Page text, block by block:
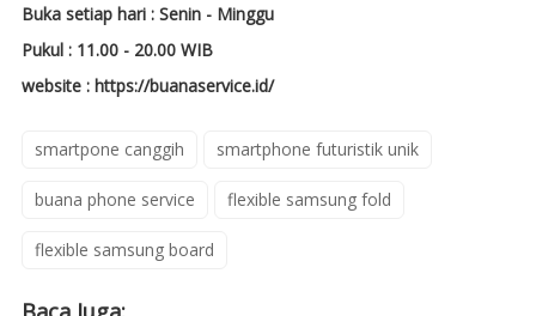
Buka setiap hari : Senin - Minggu
Pukul : 11.00 - 20.00 WIB
website : https://buanaservice.id/
smartpone canggih smartphone futuristik unik
buana phone service flexible samsung fold
flexible samsung board